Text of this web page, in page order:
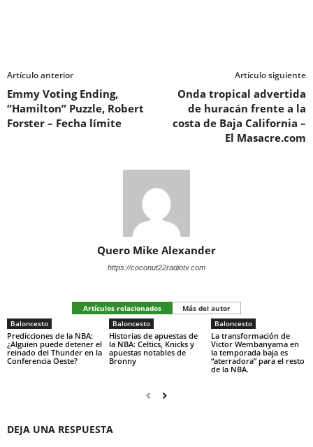
Artículo anterior
Emmy Voting Ending,
“Hamilton” Puzzle, Robert
Forster – Fecha límite
Artículo siguiente
Onda tropical advertida
de huracán frente a la
costa de Baja California –
El Masacre.com
Quero Mike Alexander
https://coconut22radiotv.com
Artículos relacionados
Más del autor
Baloncesto
Predicciones de la NBA:
¿Alguien puede detener el
reinado del Thunder en la
Conferencia Oeste?
Baloncesto
Historias de apuestas de
la NBA: Celtics, Knicks y
apuestas notables de
Bronny
Baloncesto
La transformación de
Victor Wembanyama en
la temporada baja es
“aterradora” para el resto
de la NBA.
DEJA UNA RESPUESTA